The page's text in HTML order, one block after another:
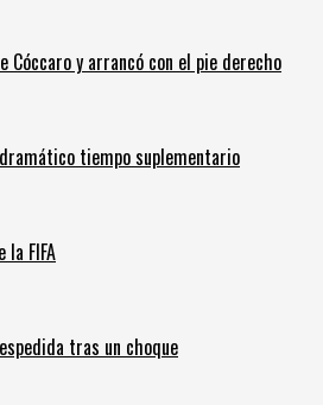
Cóccaro y arrancó con el pie derecho
tiempo suplementario
FIFA
tras un choque